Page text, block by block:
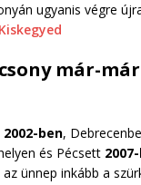
ugyanis végre
Kiskegyed
már-
2002-ben,
és Pécsett
ünnep inkább a